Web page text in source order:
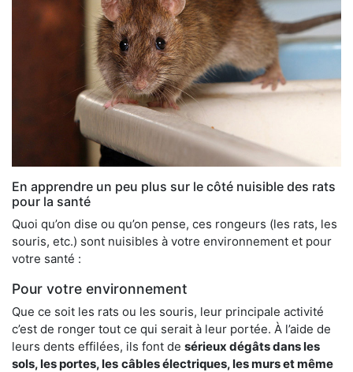
En apprendre un peu plus sur le côté nuisible des rats
pour la santé
Quoi qu’on dise ou qu’on pense, ces rongeurs (les rats, les
souris, etc.) sont nuisibles à votre environnement et pour
votre santé :
Pour votre environnement
Que ce soit les rats ou les souris, leur principale activité
c’est de ronger tout ce qui serait à leur portée. À l’aide de
leurs dents effilées, ils font de sérieux dégâts dans les
sols, les portes, les câbles électriques, les murs et même